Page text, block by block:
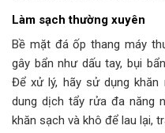
Làm sạch thường xuyên
Bề mặt đá ốp thang máy
gây bẩn như dấu tay, bụi
Để xử lý, hãy sử dụng
dung dịch tẩy rửa đa năng
khăn sạch và khô để lau lại,